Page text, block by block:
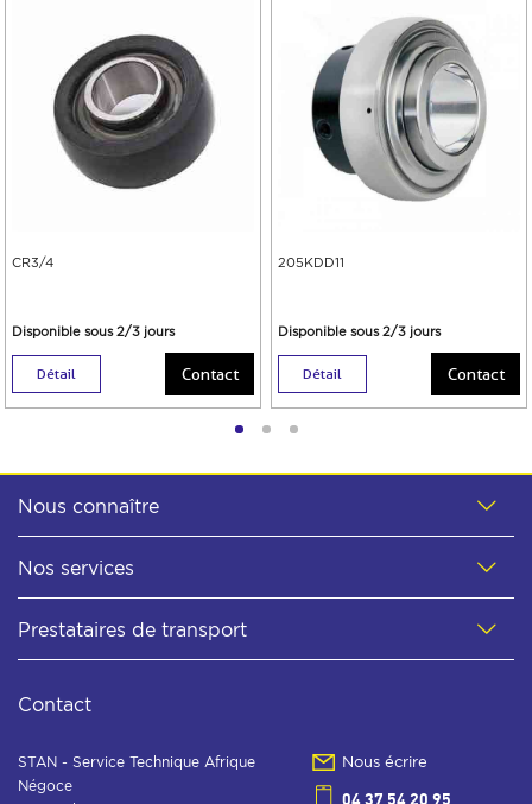
CR3/4
Disponible sous 2/3 jours
Détail Contact
205KDD11
Disponible sous 2/3 jours
Détail Contact
Nous connaître
Nos services
Prestataires de transport
Contact
STAN - Service Technique Afrique
Négoce
Nous écrire
04 37 54 20 95